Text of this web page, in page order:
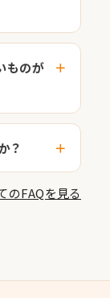
ものが
？
のFAQを見る